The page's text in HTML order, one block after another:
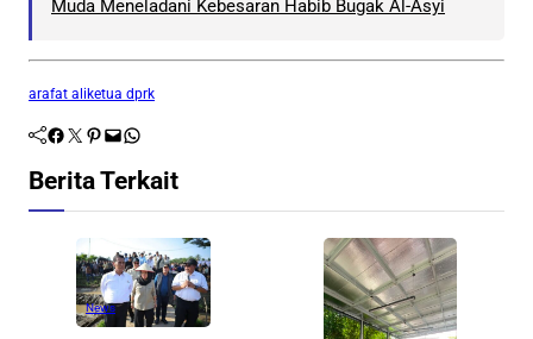
Muda Meneladani Kebesaran Habib Bugak Al-Asyi
arafat ali ketua dprk
Facebook Twitter Pinterest Mail WhatsApp
Berita Terkait
News